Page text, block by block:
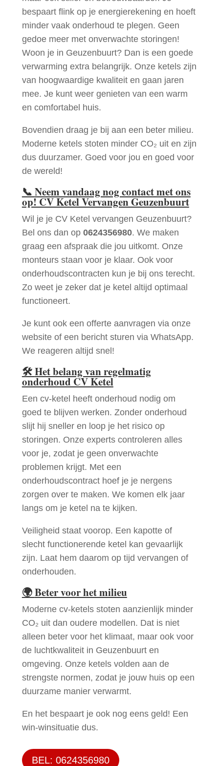
bespaart flink op je energierekening en hoeft
minder vaak onderhoud te plegen. Geen
gedoe meer met onverwachte storingen!
Woon je in Geuzenbuurt? Dan is een goede
verwarming extra belangrijk. Onze ketels zijn
van hoogwaardige kwaliteit en gaan jaren
mee. Je kunt weer genieten van een warm
en comfortabel huis.
Bovendien draag je bij aan een beter milieu.
Moderne ketels stoten minder CO₂ uit en zijn
dus duurzamer. Goed voor jou en goed voor
de wereld!
📞 Neem vandaag nog contact met ons
op! CV Ketel Vervangen Geuzenbuurt
Wil je je CV Ketel vervangen Geuzenbuurt?
Bel ons dan op 0624356980. We maken
graag een afspraak die jou uitkomt. Onze
monteurs staan voor je klaar. Ook voor
onderhoudscontracten kun je bij ons terecht.
Zo weet je zeker dat je ketel altijd optimaal
functioneert.
Je kunt ook een offerte aanvragen via onze
website of een bericht sturen via WhatsApp.
We reageren altijd snel!
🛠Het belang van regelmatig
onderhoud CV Ketel
Een cv-ketel heeft onderhoud nodig om
goed te blijven werken. Zonder onderhoud
slijt hij sneller en loop je het risico op
storingen. Onze experts controleren alles
voor je, zodat je geen onverwachte
problemen krijgt. Met een
onderhoudscontract hoef je je nergens
zorgen over te maken. We komen elk jaar
langs om je ketel na te kijken.
Veiligheid staat voorop. Een kapotte of
slecht functionerende ketel kan gevaarlijk
zijn. Laat hem daarom op tijd vervangen of
onderhouden.
🌍Beter voor het milieu
Moderne cv-ketels stoten aanzienlijk minder
CO₂ uit dan oudere modellen. Dat is niet
alleen beter voor het klimaat, maar ook voor
de luchtkwaliteit in Geuzenbuurt en
omgeving. Onze ketels volden aan de
strengste normen, zodat je jouw huis op een
duurzame manier verwarmt.
En het bespaart je ook nog eens geld! Een
win-winsituatie dus.
BEL: 0624356980